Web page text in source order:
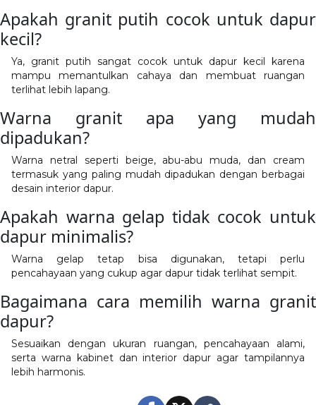
Apakah granit putih cocok untuk dapur
kecil?
Ya, granit putih sangat cocok untuk dapur kecil karena
mampu memantulkan cahaya dan membuat ruangan
terlihat lebih lapang.
Warna granit apa yang mudah
dipadukan?
Warna netral seperti beige, abu-abu muda, dan cream
termasuk yang paling mudah dipadukan dengan berbagai
desain interior dapur.
Apakah warna gelap tidak cocok untuk
dapur minimalis?
Warna gelap tetap bisa digunakan, tetapi perlu
pencahayaan yang cukup agar dapur tidak terlihat sempit.
Bagaimana cara memilih warna granit
dapur?
Sesuaikan dengan ukuran ruangan, pencahayaan alami,
serta warna kabinet dan interior dapur agar tampilannya
lebih harmonis.